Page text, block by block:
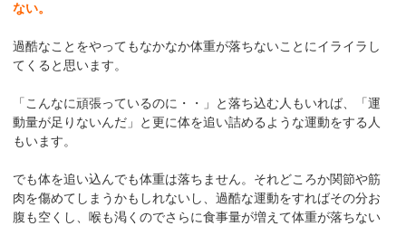
ない。
過酷なことをやってもなかなか体重が落ちないことにイライラし
てくると思います。
「こんなに頑張っているのに・・」と落ち込む人もいれば、「運
動量が足りないんだ」と更に体を追い詰めるような運動をする人
もいます。
でも体を追い込んでも体重は落ちません。それどころか関節や筋
肉を傷めてしまうかもしれないし、過酷な運動をすればその分お
腹も空くし、喉も渇くのでさらに食事量が増えて体重が落ちない